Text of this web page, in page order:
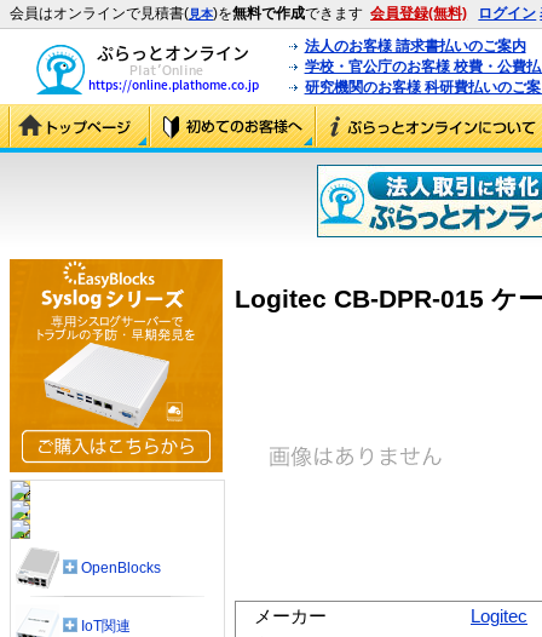
会員はオンラインで見積書(見本)を無料で作成できます 会員登録(無料) ログイン
法人のお客様 請求書払いのご案内
学校・官公庁のお客様 校費・公費
研究機関のお客様 科研費払いのご
Logitec CB-DPR-015 ケ
メーカー
Logitec
OpenBlocks
IoT関連